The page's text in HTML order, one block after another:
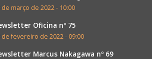
de março de 2022 - 10:00
Oficina nº 75
de fevereiro de 2022 - 09:00
Marcus Nakagawa nº 69